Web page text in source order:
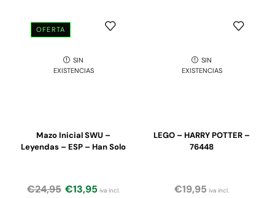
OFERTA
SIN
EXISTENCIAS
Mazo Inicial SWU –
Leyendas – ESP – Han Solo
€24,95 €13,95 iva incl.
SIN
EXISTENCIAS
LEGO – HARRY POTTER –
76448
€19,95 iva incl.